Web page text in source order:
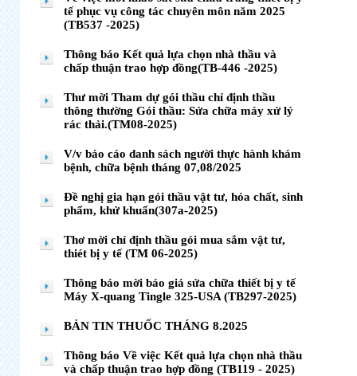
tế phục vụ công tác chuyên môn năm 2025
(TB537 -2025)
Thông báo Kết quả lựa chọn nhà thầu và
chấp thuận trao hợp đồng(TB-446 -2025)
Thư mời Tham dự gói thầu chỉ định thầu
thông thường Gói thầu: Sửa chữa máy xử lý
rác thải.(TM08-2025)
V/v báo cáo danh sách người thực hành khám
bệnh, chữa bệnh tháng 07,08/2025
Đề nghị gia hạn gói thầu vật tư, hóa chất, sinh
phẩm, khử khuẩn(307a-2025)
Thơ mời chỉ định thầu gói mua sắm vật tư,
thiét bị y tế (TM 06-2025)
Thông báo mời báo giá sửa chữa thiết bị y tế
Máy X-quang Tingle 325-USA (TB297-2025)
BẢN TIN THUỐC THÁNG 8.2025
Thông báo Về việc Kết quả lựa chọn nhà thầu
và chấp thuận trao hợp đồng (TB119 - 2025)